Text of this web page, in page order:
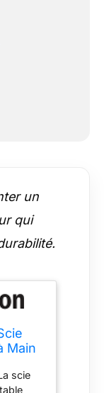
un
qui
Main
scie